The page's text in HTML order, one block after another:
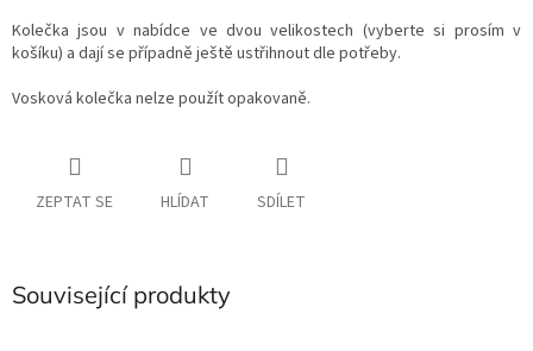
Kolečka jsou v nabídce ve dvou velikostech (vyberte si prosím v
košíku) a dají se případně ještě ustřihnout dle potřeby.
Vosková kolečka nelze použít opakovaně.
ZEPTAT SE HLÍDAT SDÍLET
Související produkty